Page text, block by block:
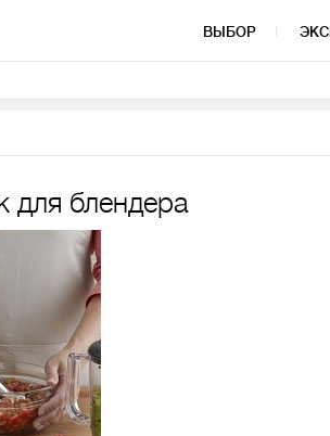
ВЫБОР
для блендера